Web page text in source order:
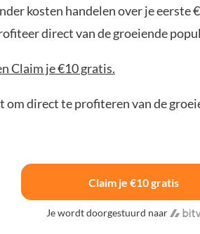
kosten handelen over je eerste
direct van de groeiende
Claim je €10 gratis.
om direct te profiteren van de
Claim je €10 gratis
Je wordt doorgestuurd naar